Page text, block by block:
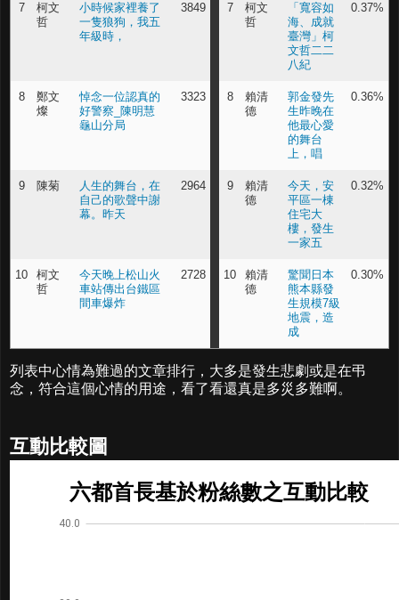
7
柯文
哲
小時候家裡養了
一隻狼狗，我五
年級時，
3849 7
柯文
哲
「寬容如
海、成就
臺灣」柯
文哲二二
八紀
0.37%
8
鄭文
燦
悼念一位認真的
好警察_陳明慧
龜山分局
3323 8
賴清
德
郭金發先
生昨晚在
他最心愛
的舞台
上，唱
0.36%
9 陳菊
人生的舞台，在
自己的歌聲中謝
幕。昨天
2964 9
賴清
德
今天，安
平區一棟
住宅大
樓，發生
一家五
0.32%
10
柯文
哲
今天晚上松山火
車站傳出台鐵區
間車爆炸
2728 10
賴清
德
驚聞日本
熊本縣發
生規模7級
地震，造
成
0.30%
列表中心情為難過的文章排行，大多是發生悲劇或是在弔
念，符合這個心情的用途，看了看還真是多災多難啊。
互動比較圖